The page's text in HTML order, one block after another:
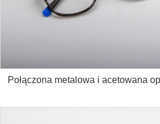
Połączona metalowa i acetowana